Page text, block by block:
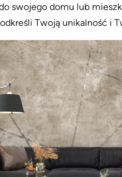
0
0
ł
swojego domu lub
Twoją unikalność i